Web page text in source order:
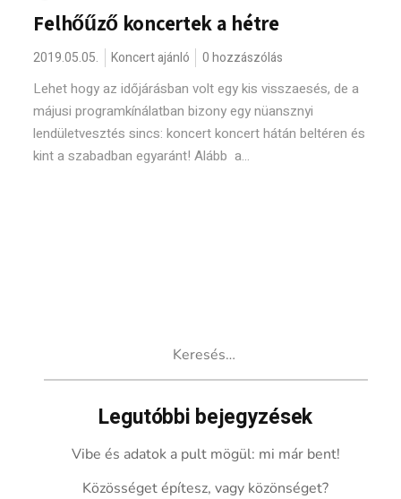
Felhőűző koncertek a hétre
2019.05.05. Koncert ajánló 0 hozzászólás
Lehet hogy az időjárásban volt egy kis visszaesés, de a
májusi programkínálatban bizony egy nüansznyi
lendületvesztés sincs: koncert koncert hátán beltéren és
kint a szabadban egyaránt! Alább a...
Legutóbbi bejegyzések
Vibe és adatok a pult mögül: mi már bent!
Közösséget építesz, vagy közönséget?